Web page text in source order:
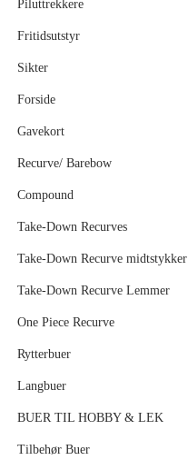
Piluttrekkere
Fritidsutstyr
Sikter
Forside
Gavekort
Recurve/ Barebow
Compound
Take-Down Recurves
Take-Down Recurve midtstykker
Take-Down Recurve Lemmer
One Piece Recurve
Rytterbuer
Langbuer
BUER TIL HOBBY & LEK
Tilbehør Buer